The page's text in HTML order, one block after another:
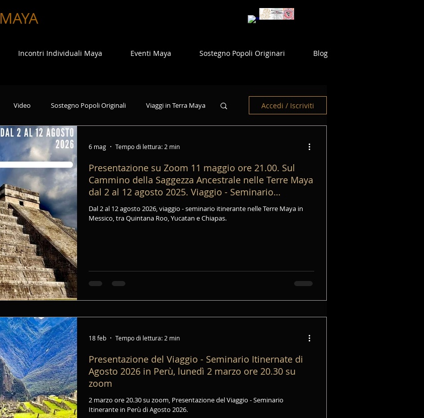
MAYA
Incontri Individuali Maya Eventi Maya Sostegno Popoli Originari Blog
Video Sostegno Popoli Originali Viaggi in Terra Maya Accedi / Iscriviti
Presentazione su Zoom 11 maggio ore 21.00. Sul
Cammino della Saggezza Ancestrale nelle Terre Maya
dal 2 al 12 agosto 2025. Viaggio - Seminario
Itinerante in Messico.
Dal 2 al 12 agosto 2026, viaggio - seminario itinerante nelle Terre Maya in
Messico, tra Quintana Roo, Yucatan e Chiapas.
6 mag Tempo di lettura: 2 min
Presentazione del Viaggio - Seminario Itinernate di
Agosto 2026 in Perù, lunedì 2 marzo ore 20.30 su
zoom
2 marzo ore 20.30 su zoom, Presentazione del Viaggio - Seminario
Itinerante in Perù di Agosto 2026.
18 feb Tempo di lettura: 2 min